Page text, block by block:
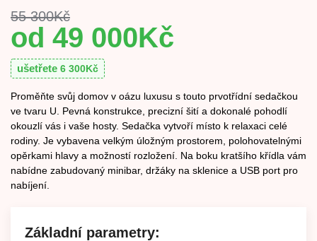
55 300Kč
49 000Kč
ušetřete 6 300Kč
Proměňte svůj domov v oázu luxusu s touto prvotřídní sedačkou
ve tvaru U. Pevná konstrukce, precizní šití a dokonalé pohodlí
okouzlí vás i vaše hosty. Sedačka vytvoří místo k relaxaci celé
rodiny. Je vybavena velkým úložným prostorem, polohovatelnými
opěrkami hlavy a možností rozložení. Na boku kratšího křídla vám
nabídne zabudovaný minibar, držáky na sklenice a USB port pro
nabíjení.
Základní parametry: